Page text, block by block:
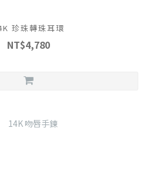
珍珠轉珠耳環
NT$4,780